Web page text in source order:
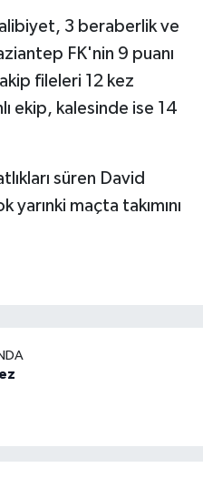
3 beraberlik ve
FK'nin 9 puanı
fileleri 12 kez
ekip, kalesinde ise 14
süren David
maçta takımını